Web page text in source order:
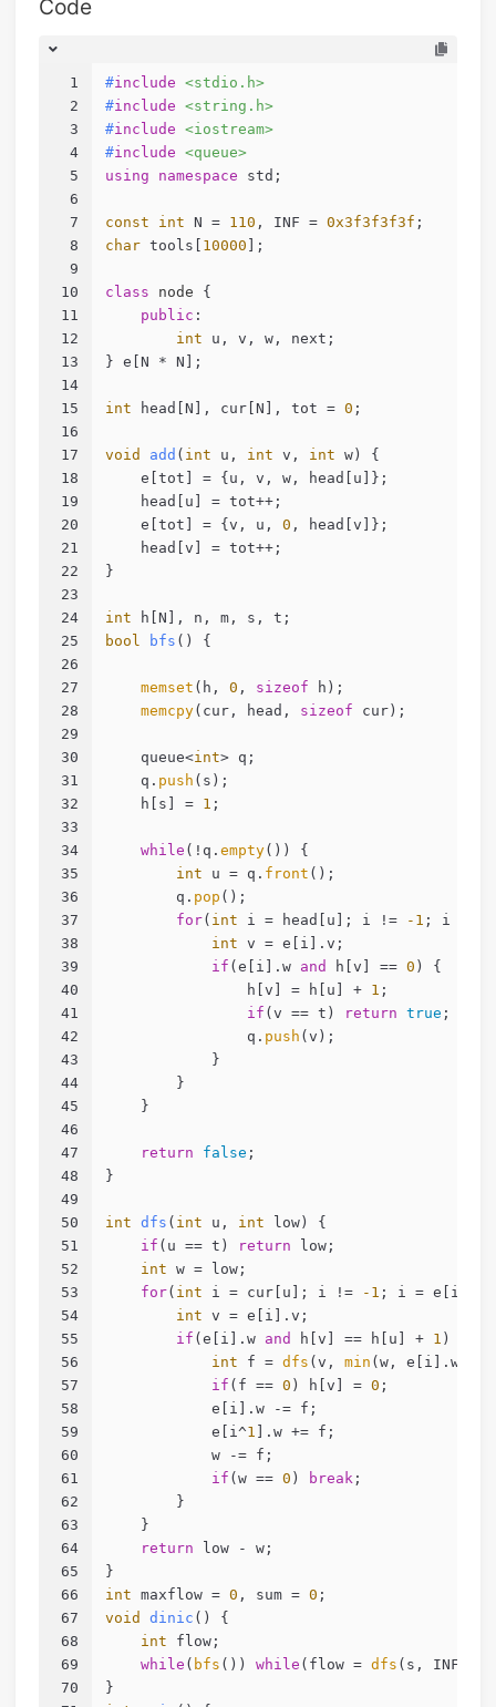
Code
1
2
3
4
5
6
7
8
9
10
11
12
13
14
15
16
17
18
19
20
21
22
23
24
25
26
27
28
29
30
31
32
33
34
35
36
37
38
39
40
41
42
43
44
45
46
47
48
49
50
51
52
53
54
55
56
57
58
59
60
61
62
63
64
65
66
67
68
69
70
#include <stdio.h>
#include <string.h>
#include <iostream>
#include <queue>
using
namespace std;
const int N = 110 , INF = 0x3f3f3f3f ;
char tools[ 10000 ];
class node {
public :
int u, v, w, next;
} e[N * N];
int head[N], cur[N], tot = 0 ;
void add ( int u, int v, int w)
{
    e[tot] = {u, v, w, head[u]};
    head[u] = tot++;
    e[tot] = {v, u,
0 , head[v]};
    head[v] = tot++;
}
int h[N], n, m, s, t;
bool
bfs () {
memset (h, 0 , sizeof h);
memcpy(cur, head, sizeof cur);
    queue<
int> q;
    q.
push (s);
    h[s] =
1 ;
while (!q. empty()) {
int u = q. front ();
        q.
pop ();
for( int i = head[u]; i != -1 ; i =
int v = e[i].v;
if (e[i].w and h[v] == 0 ) {
                h[v] = h[u] +
1 ;
if (v == t) return true ;
                q.
push (v);
            }
        }
    }
return false ;
}
int dfs ( int u, int low)
{
if (u == t) return low;
int w = low;
for( int i = cur[u]; i != -1 ; i =
int v = e[i].v;
if (e[i].w and h[v] == h[u] + 1 ) {
int f = dfs (v, min (w, e[i].w));
if (f == 0 ) h[v] = 0 ;
            e[i].w -= f;
            e[i^
1 ].w += f;
            w -= f;
if (w == 0 ) break;
        }
    }
return low - w;
}
int maxflow = 0 , sum = 0 ;
void
dinic ()
{
int flow;
while ( bfs ()) while (flow = dfs (s, INF))
}